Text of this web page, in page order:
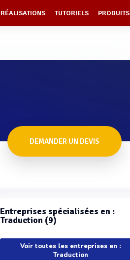
RÉALISATIONS TUTORIELS PRODUITS
DEMANDER UN DEVIS
Entreprises spécialisées en :
Traduction (9)
Voir toutes les entreprises en :
Traduction